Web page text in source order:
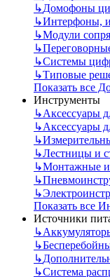
↳Домофоны
↳Интерфоны,
↳Модули
↳
↳Системы
↳Типовые
Показать все
Инструменты
↳Аксессуары
↳Аксессуары
↳
↳Лестницы и
↳Монтажные
↳
↳
Показать все
Источники
↳
↳
↳
↳Система